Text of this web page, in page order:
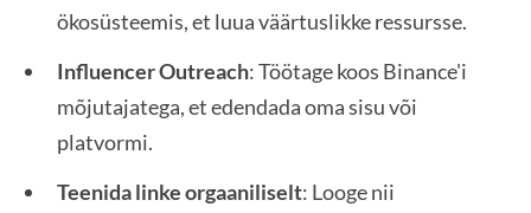
ökosüsteemis, et luua väärtuslikke ressursse.
Influencer Outreach: Töötage koos Binance'i
mõjutajatega, et edendada oma sisu või
platvormi.
Teenida linke orgaaniliselt: Looge nii